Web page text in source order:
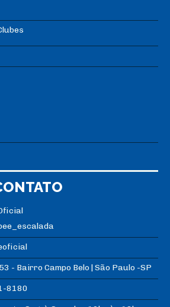
- Bairro Campo Belo | São Paulo -SP
8180